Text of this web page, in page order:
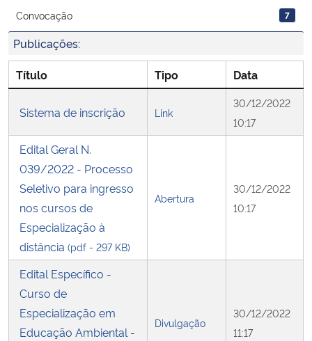
Secretaria-Geral
Secretaria de Governo
Planalto
Convocação 7
Publicações:
Título Tipo Data
Sistema de inscrição Link
30/12/2022
10:17
Edital Geral N.
039/2022 - Processo
Seletivo para ingresso
nos cursos de
Especialização à
distância (pdf - 297 KB)
Abertura
30/12/2022
10:17
Edital Específico -
Curso de
Especialização em
Educação Ambiental -
Divulgação
30/12/2022
11:17